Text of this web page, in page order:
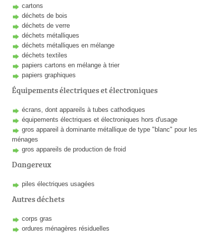
cartons
déchets de bois
déchets de verre
déchets métalliques
déchets métalliques en mélange
déchets textiles
papiers cartons en mélange à trier
papiers graphiques
Équipements électriques et électroniques
écrans, dont appareils à tubes cathodiques
équipements électriques et électroniques hors d'usage
gros appareil à dominante métallique de type "blanc" pour les
ménages
gros appareils de production de froid
Dangereux
piles électriques usagées
Autres déchets
corps gras
ordures ménagères résiduelles